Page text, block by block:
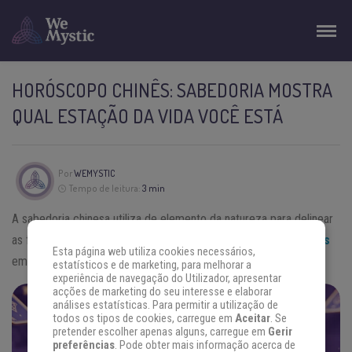
HORÓSCOPO CHINÊS: SABEDORIA MOSTRA
QUAL ESTAÇÃO DA VIDA VOCÊ ESTÁ
PorWEMYSTIC
Tempo de leitura: 3 min
A sabedoria chinesa utiliza de elemento da natureza para delinear
as fases da nossa vida. Veja neste artigo do
Horóscopo Chinês
em que estação da vida você está e como lidar bem com ela.
ENCONTRE AS RESPOSTAS QUE
VOCÊ PROCURA
Esta página web utiliza cookies necessários,
estatísticos e de marketing, para melhorar a
experiência de navegação do Utilizador, apresentar
acções de marketing do seu interesse e elaborar
análises estatísticas. Para permitir a utilização de
todos os tipos de cookies, carregue em Aceitar. Se
pretender escolher apenas alguns, carregue em Gerir
preferências. Pode obter mais informação acerca de